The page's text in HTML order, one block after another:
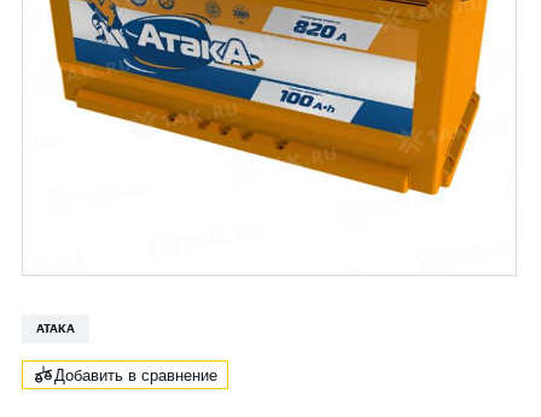
АТАКА
Добавить в сравнение